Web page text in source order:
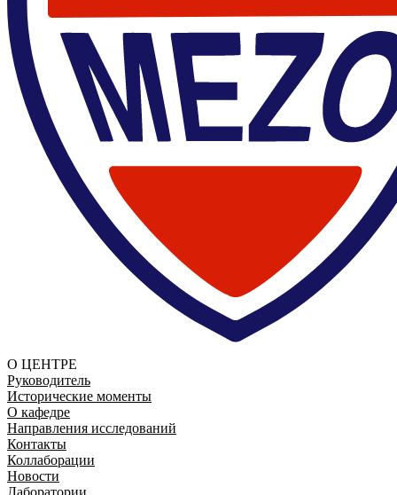
О ЦЕНТРЕ
Руководитель
Исторические моменты
О кафедре
Направления исследований
Контакты
Коллаборации
Новости
Лаборатории